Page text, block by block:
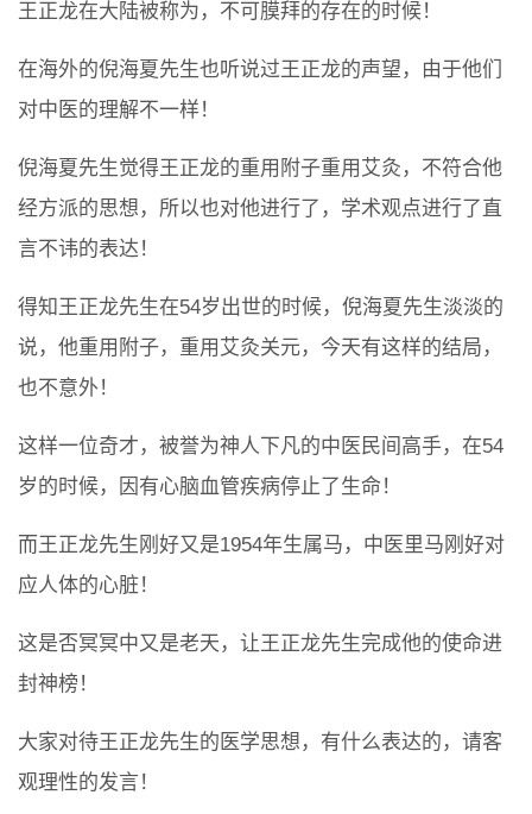
王正龙在大陆被称为，不可膜拜的存在的时候！
在海外的倪海夏先生也听说过王正龙的声望，由于他们
对中医的理解不一样！
倪海夏先生觉得王正龙的重用附子重用艾灸，不符合他
经方派的思想，所以也对他进行了，学术观点进行了直
言不讳的表达！
得知王正龙先生在54岁出世的时候，倪海夏先生淡淡的
说，他重用附子，重用艾灸关元，今天有这样的结局，
也不意外！
这样一位奇才，被誉为神人下凡的中医民间高手，在54
岁的时候，因有心脑血管疾病停止了生命！
而王正龙先生刚好又是1954年生属马，中医里马刚好对
应人体的心脏！
这是否冥冥中又是老天，让王正龙先生完成他的使命进
封神榜！
大家对待王正龙先生的医学思想，有什么表达的，请客
观理性的发言！